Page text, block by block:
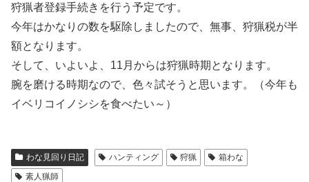
狩猟者登録手続きを行う予定です。
今年はかなりの数を駆除しましたので、無事、狩猟税が半
額となります。
そして、いよいよ、11月からは狩猟時期となります。
腕を磨ける時期なので、色々試そうと思います。（今年も
イベリコイノシシを食べたい～）
わな見回り日記 ハンティング 狩猟
箱わな
素人猟師